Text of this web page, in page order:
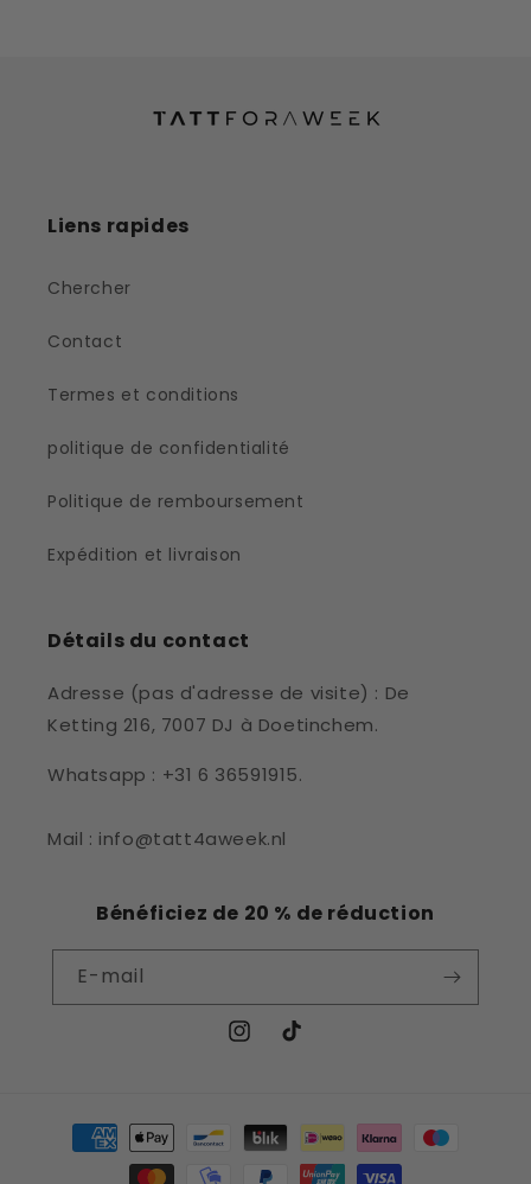
Liens rapides
Chercher
Contact
Termes et conditions
politique de confidentialité
Politique de remboursement
Expédition et livraison
Détails du contact
Adresse (pas d'adresse de visite) : De
Ketting 216, 7007 DJ à Doetinchem.
Whatsapp : +31 6 36591915.
Mail : info@tatt4aweek.nl
Bénéficiez de 20 % de réduction
E-mail
Instagram
TikTok
Moyens